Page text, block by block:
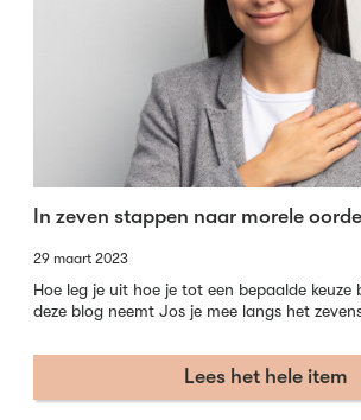
In zeven stappen naar morele
29 maart 2023
Hoe leg je uit hoe je tot een bepaalde keuze
deze blog neemt Jos je mee langs het
Lees het hele item